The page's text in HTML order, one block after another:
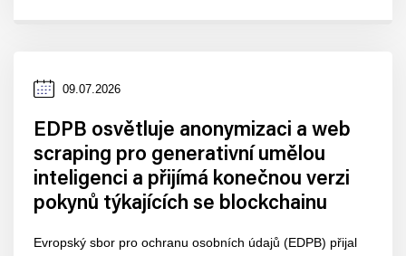
Datum
09.07.2026
EDPB osvětluje anonymizaci a web
scraping pro generativní umělou
inteligenci a přijímá konečnou verzi
pokynů týkajících se blockchainu
Evropský sbor pro ochranu osobních údajů (EDPB) přijal